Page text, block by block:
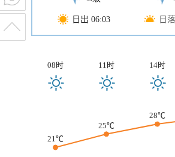
日出 06:03 日
08时 11时 14时
21℃
25℃
28℃